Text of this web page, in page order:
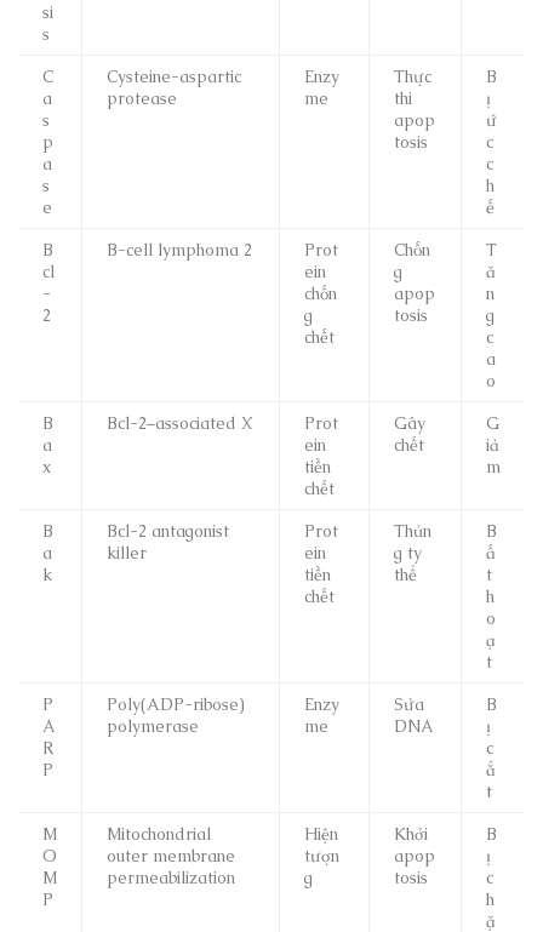
si
s
C
a
s
p
a
s
e
Cysteine-aspartic
protease
Enzy
me
Thực
thi
apop
tosis
B
ị
ứ
c
c
h
ế
B
cl
-
2
B-cell lymphoma 2
Prot
ein
chốn
g
chết
Chốn
g
apop
tosis
T
ă
n
g
c
a
o
B
a
x
Bcl-2–associated X
Prot
ein
tiền
chết
Gây
chết
G
iả
m
B
a
k
Bcl-2 antagonist
killer
Prot
ein
tiền
chết
Thủn
g ty
thể
B
ấ
t
h
o
ạ
t
P
A
R
P
Poly(ADP-ribose)
polymerase
Enzy
me
Sửa
DNA
B
ị
c
ắ
t
M
O
M
P
Mitochondrial
outer membrane
permeabilization
Hiện
tượn
g
Khởi
apop
tosis
B
ị
c
h
ặ